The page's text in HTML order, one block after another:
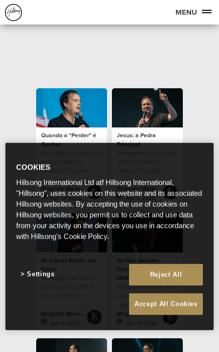
MENU
Quando o "Perder" é
Ganhar
Mensagem do dia 19 de
abril de 2026 no
campus Zona Leste.
(English) Mário Rui Boto
Apr 19 2026
Jesus: a Pedra
Principal
Mensagem do dia 6 de
abril de 2025 do
(English) Mário Rui Boto
Apr 6 2025
As Coisas Novas em
Cristo
Mensagem do dia 23
de março de 2025 do
Bitencourt.
(English) Mário Rui Boto
Eu Não Sou Um
Estranho, Esta é a
Minha Casa
Mensagem do dia 14 de
abril de 2024 no
campus Zona Sul.
(English) Mário Rui Boto
COOKIES
Hillsong International Ltd atf Hillsong International,
"Hillsong", uses cookies on this website and its associated
Hillsong websites. By accepting the use of cookies on
Hillsong websites, you permit us to collect and use data
from your activity on the devices you use in accordance
with Hillsong's Cookie Policy.
Reject All
Accept All Cookies
Settings